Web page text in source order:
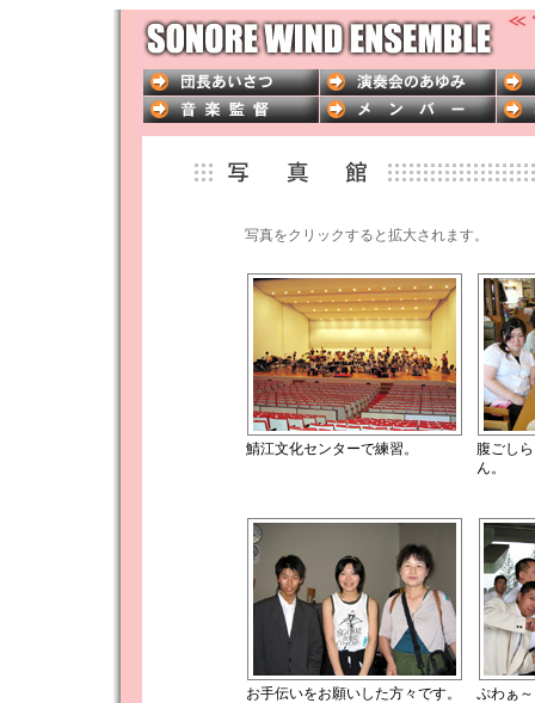
写真をクリックすると拡大されます。
鯖江文化センターで練習。
腹ごし
ん。
お手伝いをお願いした方々です。
ぷわぁ